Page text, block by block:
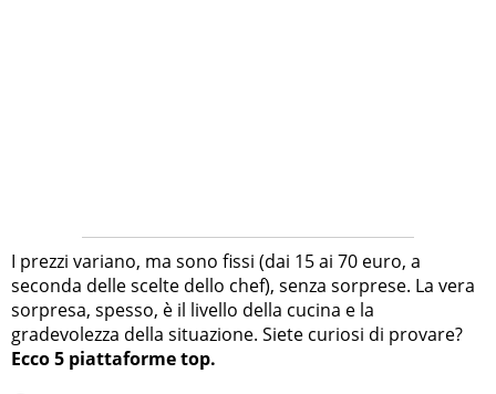
I prezzi variano, ma sono fissi (dai 15 ai 70 euro, a
seconda delle scelte dello chef), senza sorprese. La vera
sorpresa, spesso, è il livello della cucina e la
gradevolezza della situazione. Siete curiosi di provare?
Ecco 5 piattaforme top.